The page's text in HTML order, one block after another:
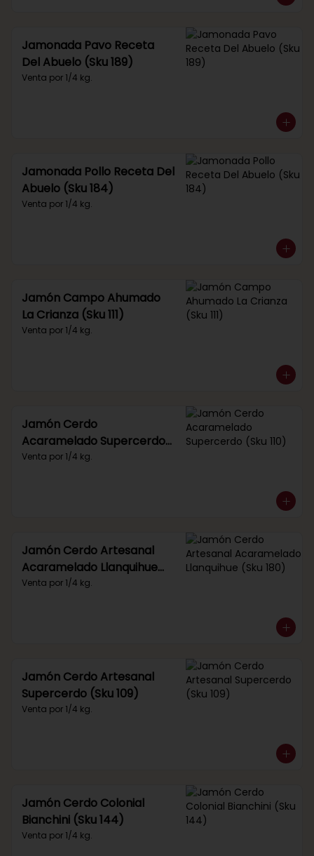
Jamonada Pavo Receta
Del Abuelo (Sku 189)
Venta por 1/4 kg.
Jamonada Pollo Receta Del
Abuelo (Sku 184)
Venta por 1/4 kg.
Jamón Campo Ahumado
La Crianza (Sku 111)
Venta por 1/4 kg.
Jamón Cerdo
Acaramelado Supercerdo
(Sku 110)
Venta por 1/4 kg.
Jamón Cerdo Artesanal
Acaramelado Llanquihue
(Sku 180)
Venta por 1/4 kg.
Jamón Cerdo Artesanal
Supercerdo (Sku 109)
Venta por 1/4 kg.
Jamón Cerdo Colonial
Bianchini (Sku 144)
Venta por 1/4 kg.